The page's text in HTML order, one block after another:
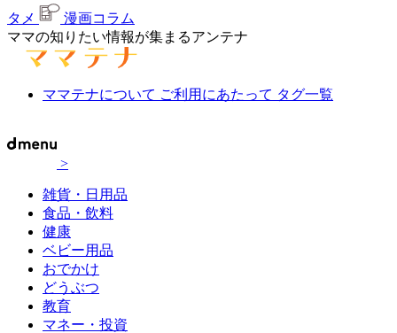
タメ
漫画コラム
ママの知りたい情報が集まるアンテナ
ママテナについて ご利用にあたって タグ一覧
>
雑貨・日用品
食品・飲料
健康
ベビー用品
おでかけ
どうぶつ
教育
マネー・投資